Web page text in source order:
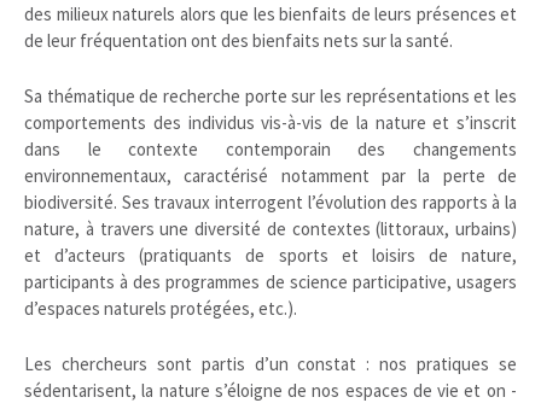
des milieux naturels alors que les bienfaits de leurs présences et
de leur fréquentation ont des bienfaits nets sur la santé.
Sa thématique de recherche porte sur les représentations et les
comportements des individus vis-à-vis de la nature et s’inscrit
dans le contexte contemporain des changements
environnementaux, caractérisé notamment par la perte de
biodiversité. Ses travaux interrogent l’évolution des rapports à la
nature, à travers une diversité de contextes (littoraux, urbains)
et d’acteurs (pratiquants de sports et loisirs de nature,
participants à des programmes de science participative, usagers
d’espaces naturels protégées, etc.).
Les chercheurs sont partis d’un constat : nos pratiques se
sédentarisent, la nature s’éloigne de nos espaces de vie et on ­